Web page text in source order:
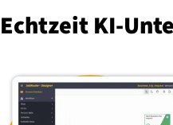
Echtzeit KI-